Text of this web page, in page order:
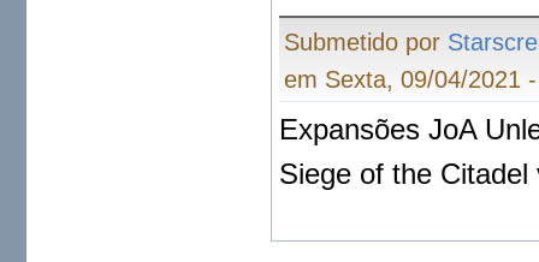
Submetido por
em Sexta, 09/04/2021
Expansões JoA
Siege of the Citadel